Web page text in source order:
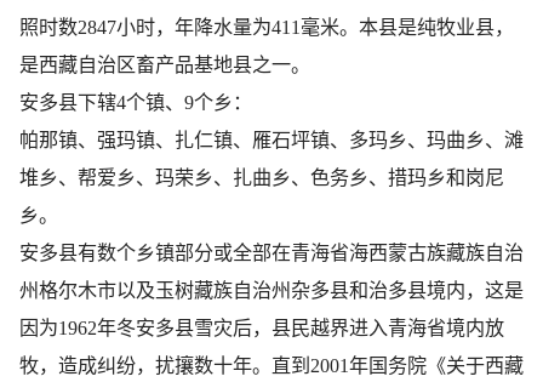
照时数2847小时，年降水量为411毫米。本县是纯牧业县，
是西藏自治区畜产品基地县之一。
安多县下辖4个镇、9个乡：
帕那镇、​强玛镇、​扎仁镇、​雁石坪镇、​多玛乡、​玛曲乡、​滩
堆乡、​帮爱乡、​玛荣乡、​扎曲乡、​色务乡、​措玛乡和岗尼
乡。
安多县有数个乡镇部分或全部在青海省海西蒙古族藏族自治
州格尔木市以及玉树藏族自治州杂多县和治多县境内，这是
因为1962年冬安多县雪灾后，县民越界进入青海省境内放
牧，造成纠纷，扰攘数十年。直到2001年国务院《关于西藏